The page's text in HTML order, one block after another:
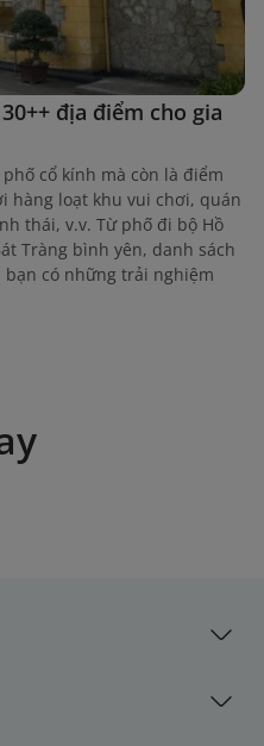
địa điểm cho gia
cổ kính mà còn là điểm
hàng loạt khu vui chơi, quán
thái, v.v. Từ phố đi bộ Hồ
Tràng bình yên, danh sách
có những trải nghiệm